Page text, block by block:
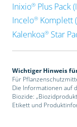
Inixio®Plus Pack
Incelo®Komplett
Kalenkoa®Star
Wichtiger Hinweis
Für
Die Informationen auf
Biozide:
Etikett und